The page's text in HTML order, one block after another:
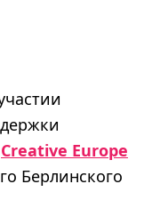
Creative Europe
Берлинского